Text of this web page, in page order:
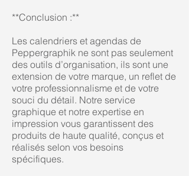
**Conclusion :**
Les calendriers et agendas de
Peppergraphik ne sont pas seulement
des outils d’organisation, ils sont une
extension de votre marque, un reflet de
votre professionnalisme et de votre
souci du détail. Notre service
graphique et notre expertise en
impression vous garantissent des
produits de haute qualité, conçus et
réalisés selon vos besoins
spécifiques.